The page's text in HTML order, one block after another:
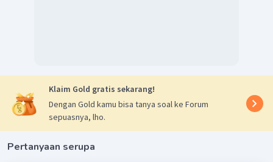
Klaim Gold gratis sekarang!
Dengan Gold kamu bisa tanya soal ke Forum
sepuasnya, lho.
Pertanyaan serupa